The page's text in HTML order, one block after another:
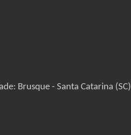
Brusque - Santa Catarina (SC)